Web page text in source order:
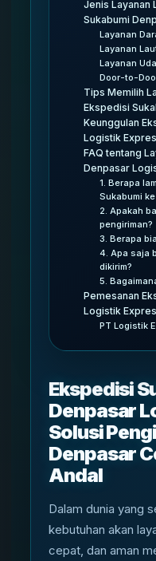
Jenis Layanan
Sukabumi
Layanan
Layanan
Layanan
Door-to-
Tips Memilih
Ekspedisi
Keunggulan
Logistik
FAQ tentang
Denpasar
1. Berapa
Sukabumi
2. Apakah
pengiriman?
3. Berapa
4. Apa saja
dikirim?
5.
Pemesanan
Logistik
PT Logistik
Ekspedisi
Denpasar
Solusi
Denpasar
Andal
Dalam dunia yang
kebutuhan akan
cepat, dan aman